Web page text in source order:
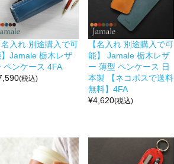
入れ 別途購入で可
Jamale 栃木レザ
ペンケース 4FA
(税込)
【名入れ 別途購入で可
能】 Jamale 栃木レザ
ー 薄型 ペンケース 日
本製 【ネコポスで送料
無料】4FA
¥4,620(税込)